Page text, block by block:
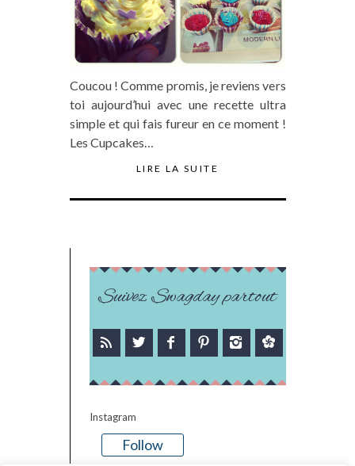
Coucou ! Comme promis, je reviens vers
toi aujourd’hui avec une recette ultra
simple et qui fais fureur en ce moment !
Les Cupcakes…
LIRE LA SUITE
Suivez Swagday partout
Instagram
Follow